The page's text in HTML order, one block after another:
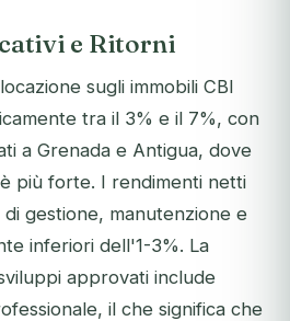
e Ritorni
sugli immobili CBI
tra il 3% e il 7%, con
a Grenada e Antigua, dove
più forte. I rendimenti netti
gestione, manutenzione e
inferiori dell'1-3%. La
approvati include
il che significa che